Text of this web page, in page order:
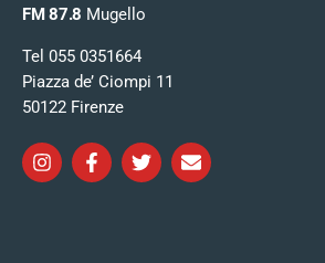
FM 87.8 Mugello
Tel 055 0351664
Piazza de’ Ciompi 11
50122 Firenze